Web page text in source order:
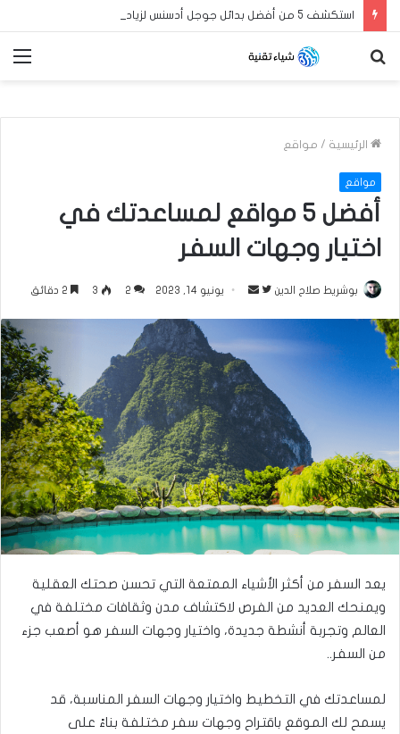
الرئيسية / مواقع
مواقع
أفضل 5 مواقع لمساعدتك في
اختيار وجهات السفر
بوشريط صلاح الدين
ت
ع
ل
ى
ت
ي
ت
ب
ر
ي
إ
ل
ك
و
ن
ي
يونيو 14, 2023 2
3
يعد السفر من أكثر الأشياء الممتعة التي تحسن صحتك العقلية
ويمنحك العديد من الفرص لاكتشاف مدن وثقافات مختلفة في
العالم وتجربة أنشطة جديدة، واختيار وجهات السفر هو أصعب جزء
من السفر..
لمساعدتك في التخطيط واختيار وجهات السفر المناسبة، قد
يسمح لك الموقع باقتراح وجهات سفر مختلفة بناءً على